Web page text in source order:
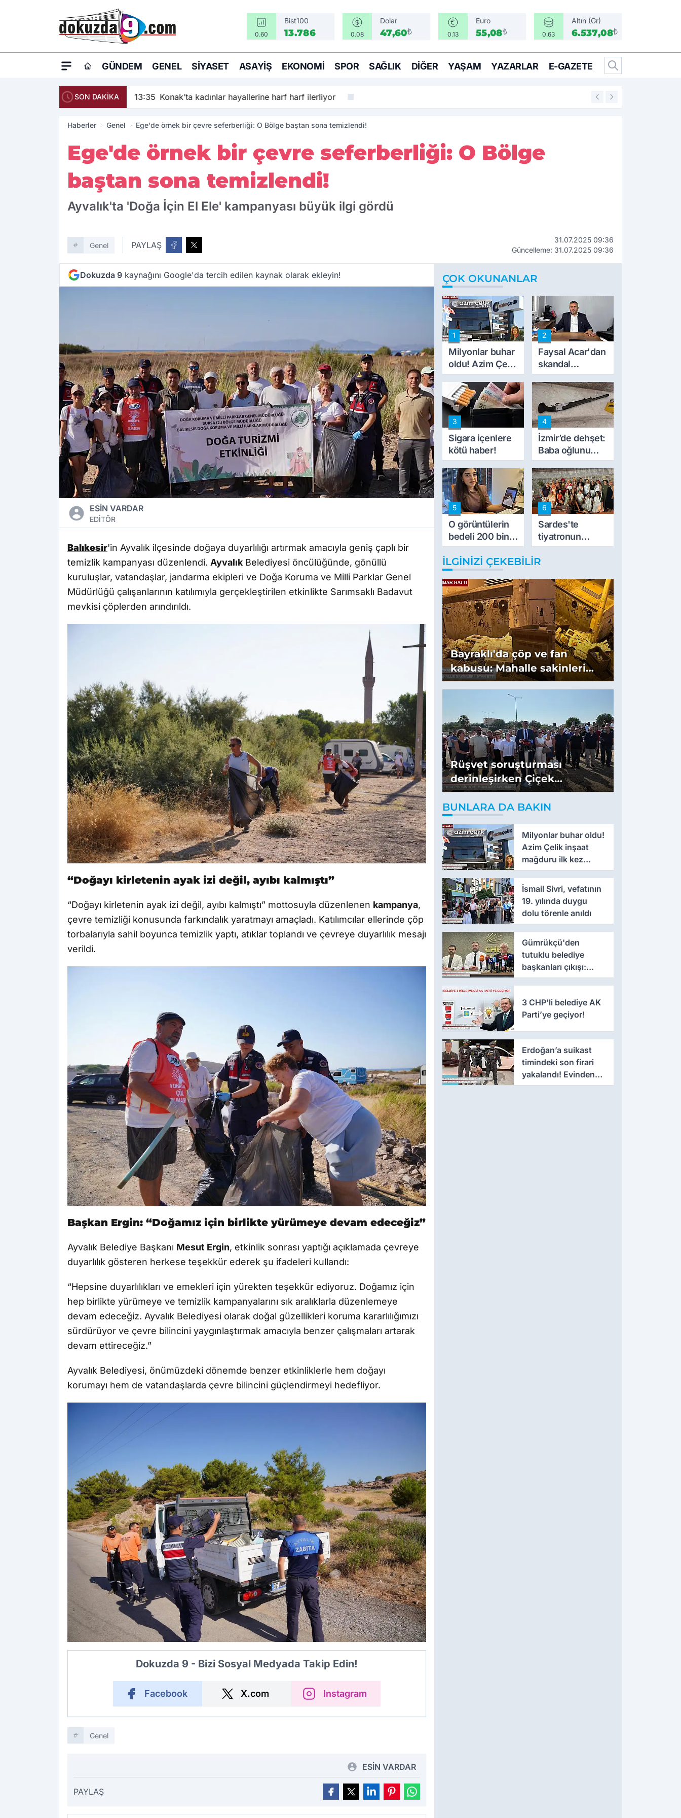
0.60
Bist100
13.786 0.08
Dolar
47,60₺ 0.13
Euro
55,08₺ 0.63
Altın (Gr)
6.537,08₺
GÜNDEM GENEL SIYASET ASAYIŞ EKONOMI SPOR SAĞLIK DIĞER YAŞAM YAZARLAR E-GAZETE
SON DAKİKA 13:35 Konak’ta kadınlar hayallerine harf harf ilerliyor 13:29
Haberler Genel Ege'de örnek bir çevre seferberliği: O Bölge baştan sona temizlendi!
Ege'de örnek bir çevre seferberliği: O Bölge
baştan sona temizlendi!
Ayvalık'ta 'Doğa İçin El Ele' kampanyası büyük ilgi gördü
Genel PAYLAŞ
31.07.2025 09:36
Güncelleme: 31.07.2025 09:36
Dokuzda 9 kaynağını Google'da tercih edilen kaynak olarak ekleyin!
ESİN VARDAR
EDİTÖR
Balıkesir'in Ayvalık ilçesinde doğaya duyarlılığı artırmak amacıyla geniş çaplı bir
temizlik kampanyası düzenlendi. Ayvalık Belediyesi öncülüğünde, gönüllü
kuruluşlar, vatandaşlar, jandarma ekipleri ve Doğa Koruma ve Milli Parklar Genel
Müdürlüğü çalışanlarının katılımıyla gerçekleştirilen etkinlikte Sarımsaklı Badavut
mevkisi çöplerden arındırıldı.
“Doğayı kirletenin ayak izi değil, ayıbı kalmıştı”
“Doğayı kirletenin ayak izi değil, ayıbı kalmıştı” mottosuyla düzenlenen kampanya,
çevre temizliği konusunda farkındalık yaratmayı amaçladı. Katılımcılar ellerinde çöp
torbalarıyla sahil boyunca temizlik yaptı, atıklar toplandı ve çevreye duyarlılık mesajı
verildi.
Başkan Ergin: “Doğamız için birlikte yürümeye devam edeceğiz”
Ayvalık Belediye Başkanı Mesut Ergin, etkinlik sonrası yaptığı açıklamada çevreye
duyarlılık gösteren herkese teşekkür ederek şu ifadeleri kullandı:
“Hepsine duyarlılıkları ve emekleri için yürekten teşekkür ediyoruz. Doğamız için
hep birlikte yürümeye ve temizlik kampanyalarını sık aralıklarla düzenlemeye
devam edeceğiz. Ayvalık Belediyesi olarak doğal güzellikleri koruma kararlılığımızı
sürdürüyor ve çevre bilincini yaygınlaştırmak amacıyla benzer çalışmaları artarak
devam ettireceğiz.”
Ayvalık Belediyesi, önümüzdeki dönemde benzer etkinliklerle hem doğayı
korumayı hem de vatandaşlarda çevre bilincini güçlendirmeyi hedefliyor.
Dokuzda 9 - Bizi Sosyal Medyada Takip Edin!
Facebook X.com Instagram
Genel
ESİN VARDAR
PAYLAŞ
ÇOK OKUNANLAR
1
Milyonlar buhar
oldu! Azim Çelik
inşaat mağduru
ilk kez konuştu
2
Faysal Acar'dan
skandal
açıklamalar:
'Haluk Levent
peynircilerimizi
de kıskaca aldı,
müdahale ettik'
3
Sigara içenlere
kötü haber!
4
İzmir’de dehşet:
Baba oğlunu
vurdu
5
O görüntülerin
bedeli 200 bin
TL
6
Sardes'te
tiyatronun
imece ruhu
binlerce yıllık
İLGINIZI ÇEKEBILIR
Bayraklı'da çöp ve fan
kabusu: Mahalle sakinleri
isyan etti
Rüşvet soruşturması
derinleşirken Çiçek
cephesinden 'montaj'
savunması
BUNLARA DA BAKIN
Milyonlar buhar oldu!
Azim Çelik inşaat
mağduru ilk kez
konuştu
İsmail Sivri, vefatının
19. yılında duygu
dolu törenle anıldı
Gümrükçü'den
tutuklu belediye
başkanları çıkışı:
'Yıllarca iddianame
3 CHP’li belediye AK
Parti’ye geçiyor!
Erdoğan’a suikast
timindeki son firari
yakalandı! Evinden
çıkanlar şaşkınlık